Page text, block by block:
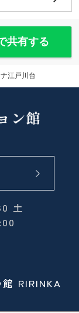
共有する
江戸川台
土
RIRINKA